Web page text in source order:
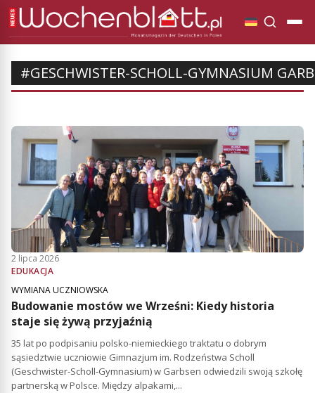
#GESCHWISTER-SCHOLL-GYMNASIUM
2 lipca 2026
EDUKACJA
WYMIANA UCZNIOWSKA
Budowanie mostów we Wrześni: Kiedy historia
staje się żywą przyjaźnią
35 lat po podpisaniu polsko-niemieckiego traktatu o dobrym
sąsiedztwie uczniowie Gimnazjum im. Rodzeństwa Scholl
(Geschwister-Scholl-Gymnasium) w Garbsen odwiedzili swoją szkołę
partnerską w Polsce. Między alpakami,...